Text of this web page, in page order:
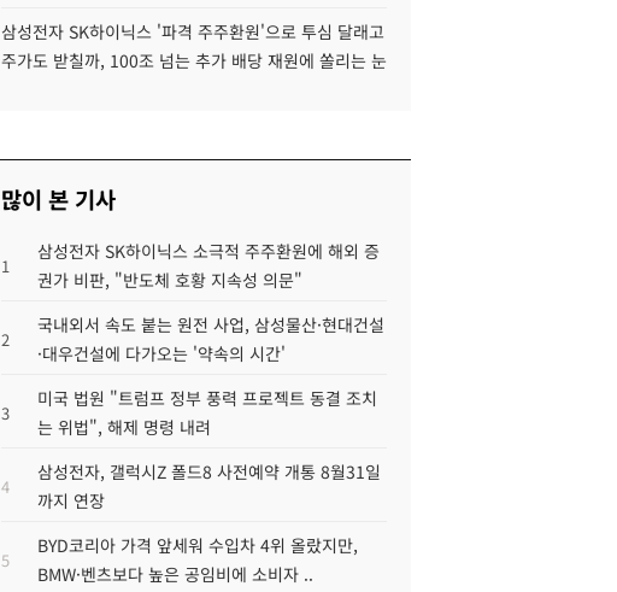
삼성전자 SK하이닉스 '파격 주주환원'으로 투심 달래고
주가도 받칠까, 100조 넘는 추가 배당 재원에 쏠리는 눈
많이 본 기사
1
삼성전자 SK하이닉스 소극적 주주환원에 해외 증
권가 비판, "반도체 호황 지속성 의문"
2
국내외서 속도 붙는 원전 사업, 삼성물산·현대건설
·대우건설에 다가오는 '약속의 시간'
3
미국 법원 "트럼프 정부 풍력 프로젝트 동결 조치
는 위법", 해제 명령 내려
4
삼성전자, 갤럭시Z 폴드8 사전예약 개통 8월31일
까지 연장
5
BYD코리아 가격 앞세워 수입차 4위 올랐지만,
BMW·벤츠보다 높은 공임비에 소비자 ..